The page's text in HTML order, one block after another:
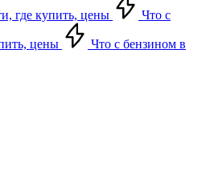
где купить, цены Что с
цены
Что с бензином в